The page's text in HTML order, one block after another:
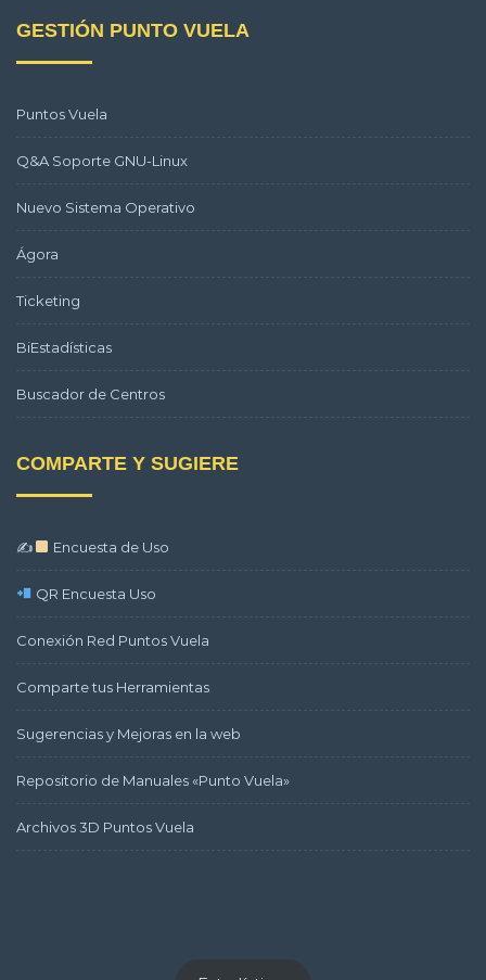
GESTIÓN PUNTO VUELA
Puntos Vuela
Q&A Soporte GNU-Linux
Nuevo Sistema Operativo
Ágora
Ticketing
BiEstadísticas
Buscador de Centros
COMPARTE Y SUGIERE
✍ Encuesta de Uso
QR Encuesta Uso
Conexión Red Puntos Vuela
Comparte tus Herramientas
Sugerencias y Mejoras en la web
Repositorio de Manuales «Punto Vuela»
Archivos 3D Puntos Vuela